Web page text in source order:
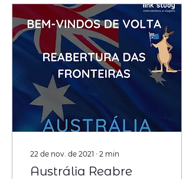
22 de nov. de 2021 ∙ 2 min
Austrália Reabre